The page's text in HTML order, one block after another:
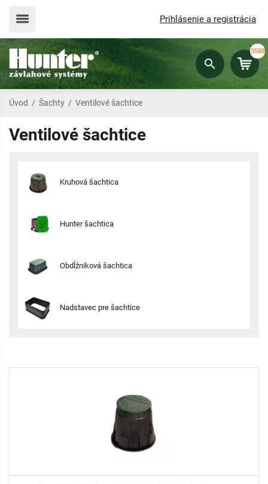
Prihlásenie a registrácia
3588
Úvod / Šachty / Ventilové šachtice
Ventilové šachtice
Kruhová šachtica
Hunter šachtica
Obdĺžniková šachtica
Nadstavec pre šachtice